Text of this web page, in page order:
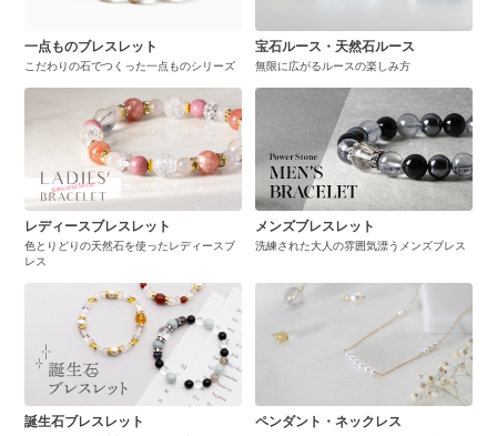
一点ものブレスレット
こだわりの石でつくった一点ものシリーズ
宝石ルース・天然石ルース
無限に広がるルースの楽しみ方
レディースブレスレット
色とりどりの天然石を使ったレディースブ
レス
メンズブレスレット
洗練された大人の雰囲気漂うメンズブレス
誕生石ブレスレット ペンダント・ネックレス